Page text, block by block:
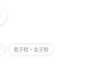
男子校・女子校